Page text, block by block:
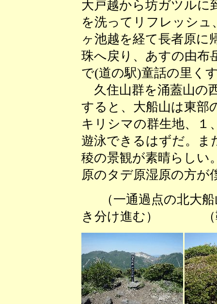
大戸越から坊ガツルに
を洗ってリフレッシュ
ヶ池越を経て長者原に
珠へ戻り、あすの由布
で(道の駅)童話の里く
久住山群を涌蓋山の
すると、大船山は東部
キリシマの群生地、１
遊泳できるはずだ。ま
稜の景観が素晴らしい
原のタデ原湿原の方が
（一通過点の北大
き分け進む） （鞍